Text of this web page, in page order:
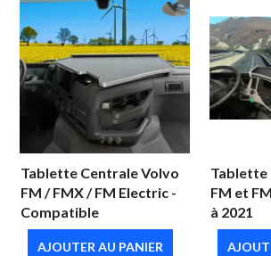
Tablette Centrale Volvo
FM / FMX / FM Electric -
Compatible
AJOUTER AU PANIER
Tablette
FM et
à 2021